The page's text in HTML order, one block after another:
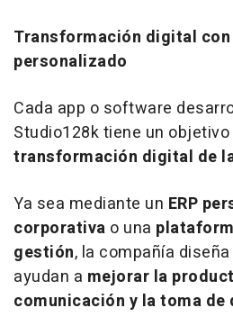
Transformación digital
personalizado
Cada app o software
Studio128k tiene un
transformación digital de
Ya sea mediante un ERP
corporativa o una
gestión, la compañía
ayudan a mejorar la
comunicación y la toma de